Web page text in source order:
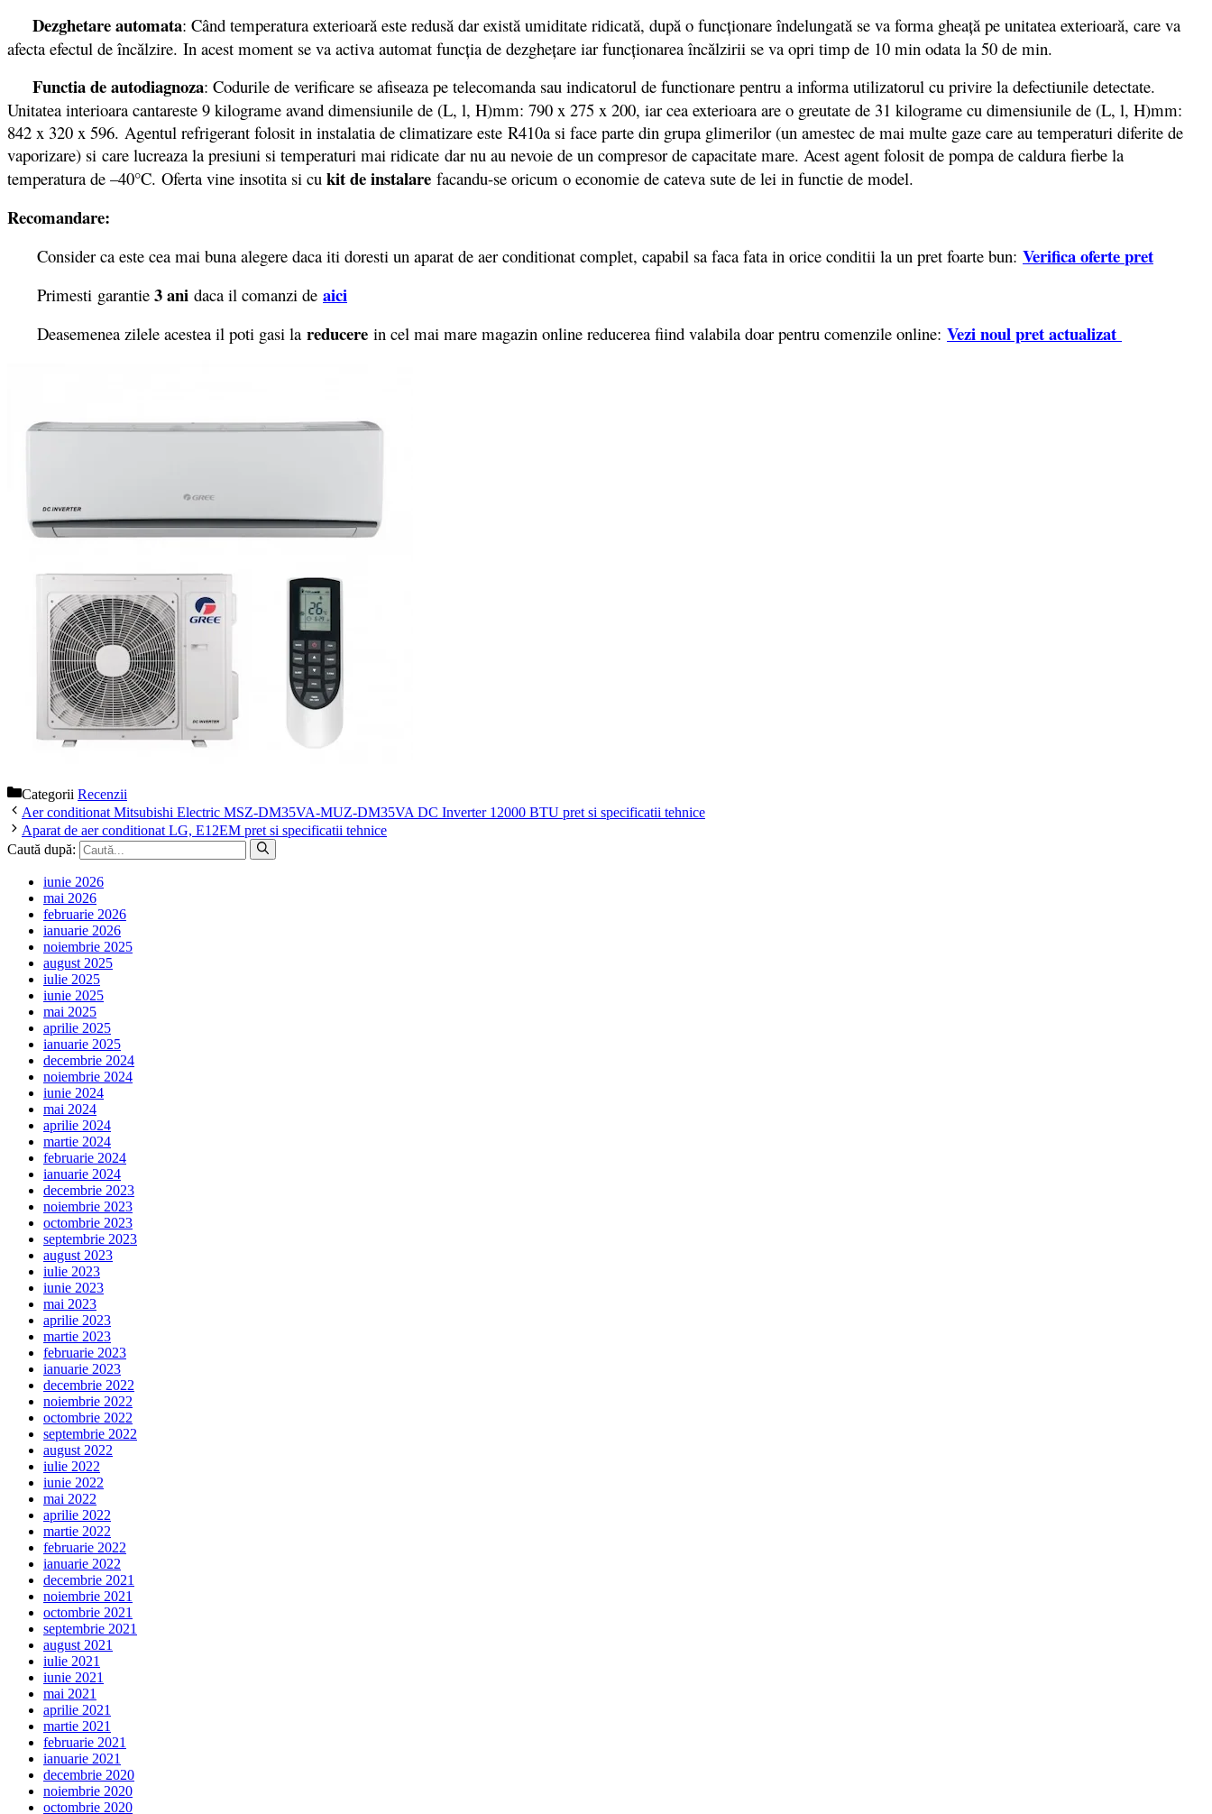
Dezghetare automata: Când temperatura exterioară este redusă dar există umiditate ridicată, după o funcţionare îndelungată se va forma gheaţă pe unitatea exterioară, care va
afecta efectul de încălzire. In acest moment se va activa automat funcţia de dezgheţare iar funcţionarea încălzirii se va opri timp de 10 min odata la 50 de min.
Functia de autodiagnoza: Codurile de verificare se afiseaza pe telecomanda sau indicatorul de functionare pentru a informa utilizatorul cu privire la defectiunile detectate.
Unitatea interioara cantareste 9 kilograme avand dimensiunile de (L, l, H)mm: 790 x 275 x 200, iar cea exterioara are o greutate de 31 kilograme cu dimensiunile de (L, l, H)mm:
842 x 320 x 596. Agentul refrigerant folosit in instalatia de climatizare este R410a si face parte din grupa glimerilor (un amestec de mai multe gaze care au temperaturi diferite de
vaporizare) si care lucreaza la presiuni si temperaturi mai ridicate dar nu au nevoie de un compresor de capacitate mare. Acest agent folosit de pompa de caldura fierbe la
temperatura de –40°C. Oferta vine insotita si cu kit de instalare facandu-se oricum o economie de cateva sute de lei in functie de model.
Recomandare:
Consider ca este cea mai buna alegere daca iti doresti un aparat de aer conditionat complet, capabil sa faca fata in orice conditii la un pret foarte bun: Verifica ofertepret
Primesti garantie 3 ani daca il comanzi de aici
Deasemenea zilele acestea il poti gasi la reducere in cel mai mare magazin online reducerea fiind valabila doar pentru comenzile online: Vezi noul pret actualizat
Categorii Recenzii
Aer conditionat Mitsubishi Electric MSZ-DM35VA-MUZ-DM35VA DC Inverter 12000 BTU pret si specificatii tehnice
Aparat de aer conditionat LG, E12EM pret si specificatii tehnice
Caută după:
iunie 2026
mai 2026
februarie 2026
ianuarie 2026
noiembrie 2025
august 2025
iulie 2025
iunie 2025
mai 2025
aprilie 2025
ianuarie 2025
decembrie 2024
noiembrie 2024
iunie 2024
mai 2024
aprilie 2024
martie 2024
februarie 2024
ianuarie 2024
decembrie 2023
noiembrie 2023
octombrie 2023
septembrie 2023
august 2023
iulie 2023
iunie 2023
mai 2023
aprilie 2023
martie 2023
februarie 2023
ianuarie 2023
decembrie 2022
noiembrie 2022
octombrie 2022
septembrie 2022
august 2022
iulie 2022
iunie 2022
mai 2022
aprilie 2022
martie 2022
februarie 2022
ianuarie 2022
decembrie 2021
noiembrie 2021
octombrie 2021
septembrie 2021
august 2021
iulie 2021
iunie 2021
mai 2021
aprilie 2021
martie 2021
februarie 2021
ianuarie 2021
decembrie 2020
noiembrie 2020
octombrie 2020